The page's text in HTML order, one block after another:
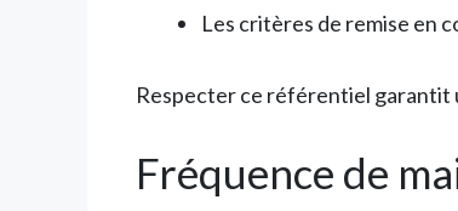
Les critères de remise en
Respecter ce référentiel garantit
Fréquence de